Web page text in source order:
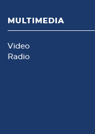
MULTIMEDIA
Video
Radio